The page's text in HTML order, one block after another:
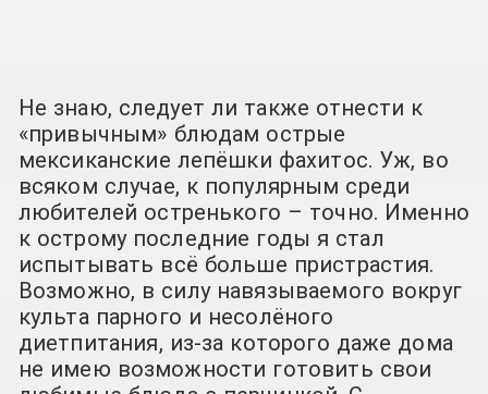
Не знаю, следует ли также отнести к
«привычным» блюдам острые
мексиканские лепёшки фахитос. Уж, во
всяком случае, к популярным среди
любителей остренького – точно. Именно
к острому последние годы я стал
испытывать всё больше пристрастия.
Возможно, в силу навязываемого вокруг
культа парного и несолёного
диетпитания, из-за которого даже дома
не имею возможности готовить свои